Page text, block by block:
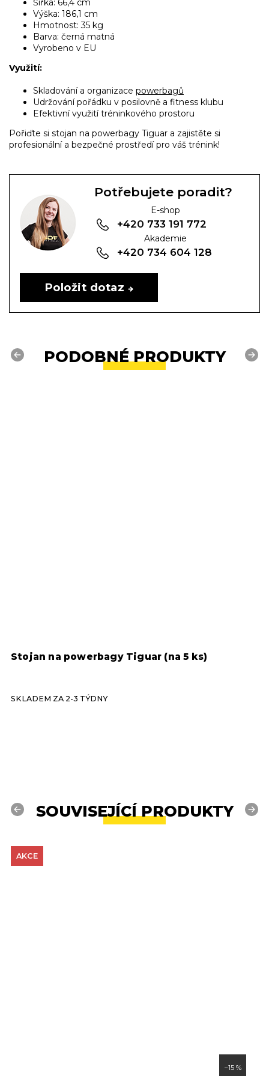
Šířka: 66,4 cm
Výška: 186,1 cm
Hmotnost: 35 kg
Barva: černá matná
Vyrobeno v EU
Využití:
Skladování a organizace powerbagů
Udržování pořádku v posilovně a fitness klubu
Efektivní využití tréninkového prostoru
Pořiďte si stojan na powerbagy Tiguar a zajistěte si
profesionální a bezpečné prostředí pro váš trénink!
Potřebujete poradit?
E-shop
+420 733 191 772
Akademie
+420 734 604 128
Položit dotaz
PODOBNÉ PRODUKTY
Previous
Stojan na powerbagy Tiguar (na 5 ks)
SKLADEM ZA 2-3 TÝDNY
Next
SOUVISEJÍCÍ PRODUKTY
Previous Next